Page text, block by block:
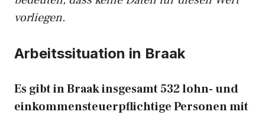
vorliegen.
Arbeitssituation in Braak
Es gibt in Braak insgesamt 532 lohn- und
einkommensteuerpflichtige Personen mit